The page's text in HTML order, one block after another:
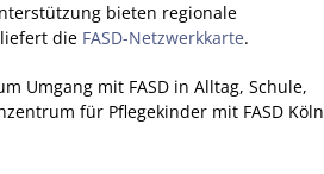
bieten regionale
die FASD-Netzwerkkarte.
Umgang mit FASD in Alltag, Schule,
für Pflegekinder mit FASD Köln